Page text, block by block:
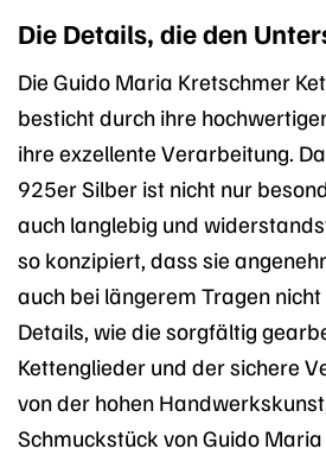
Die Details, die den
Die Guido Maria Kretschmer
besticht durch ihre
ihre exzellente Verarbeitung.
925er Silber ist nicht nur
auch langlebig und
so konzipiert, dass sie
auch bei längerem Tragen
Details, wie die sorgfältig
Kettenglieder und der sichere
von der hohen
Schmuckstück von Guido